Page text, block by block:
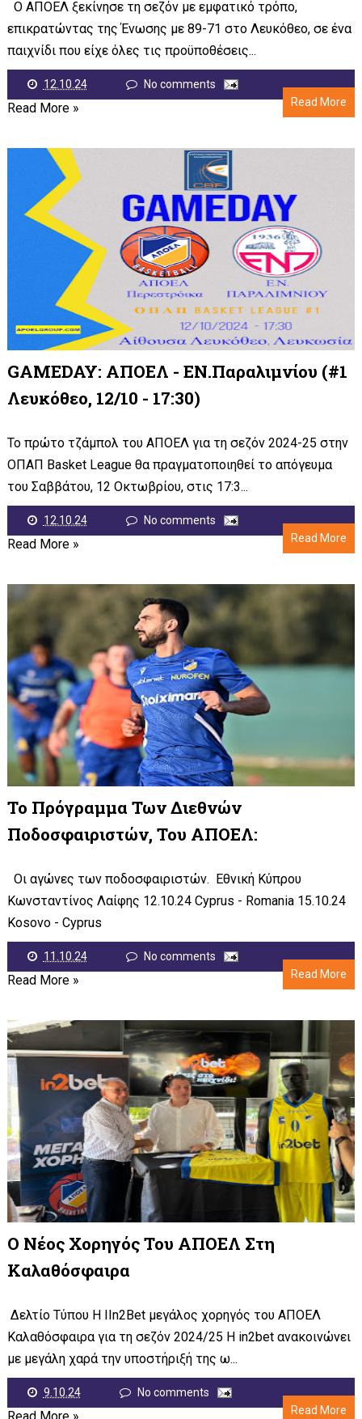
Ο ΑΠΟΕΛ ξεκίνησε τη σεζόν με εμφατικό τρόπο,
επικρατώντας της Ένωσης με 89-71 στο Λευκόθεο, σε ένα
παιχνίδι που είχε όλες τις προϋποθέσεις...
12.10.24
No comments
Read More
Read More »
GAMEDAY: ΑΠΟΕΛ - ΕΝ.Παραλιμνίου (#1
Λευκόθεο, 12/10 - 17:30)
Το πρώτο τζάμπολ του ΑΠΟΕΛ για τη σεζόν 2024-25 στην
ΟΠΑΠ Basket League θα πραγματοποιηθεί το απόγευμα
του Σαββάτου, 12 Οκτωβρίου, στις 17:3...
12.10.24
No comments
Read More
Read More »
Το Πρόγραμμα Των Διεθνών
Ποδοσφαιριστών, Του ΑΠΟΕΛ:
Οι αγώνες των ποδοσφαιριστών. Εθνική Κύπρου
Κωνσταντίνος Λαίφης 12.10.24 Cyprus - Romania 15.10.24
Kosovo - Cyprus
11.10.24
No comments
Read More
Read More »
Ο Νέος Χορηγός Του ΑΠΟΕΛ Στη
Καλαθόσφαιρα
Δελτίο Τύπου Η IIn2Bet μεγάλος χορηγός του ΑΠΟΕΛ
Καλαθόσφαιρα για τη σεζόν 2024/25 Η in2bet ανακοινώνει
με μεγάλη χαρά την υποστήριξή της ω...
9.10.24
No comments
Read More
Read More »